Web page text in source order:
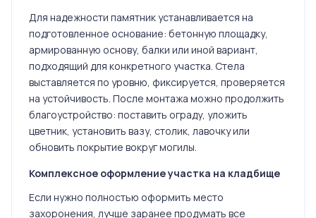
Для надежности памятник устанавливается на
подготовленное основание: бетонную площадку,
армированную основу, балки или иной вариант,
подходящий для конкретного участка. Стела
выставляется по уровню, фиксируется, проверяется
на устойчивость. После монтажа можно продолжить
благоустройство: поставить ограду, уложить
цветник, установить вазу, столик, лавочку или
обновить покрытие вокруг могилы.
Комплексное оформление участка на кладбище
Если нужно полностью оформить место
захоронения, лучше заранее продумать все